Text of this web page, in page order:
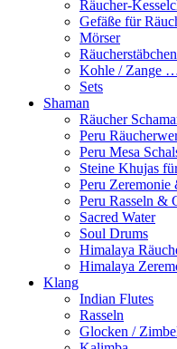
Räucher-
Gefäße für
Mörser
Kohle / Zange
Sets
Shaman
Räucher
Peru
Peru Mesa
Steine Khujas
Peru Zeremonie
Peru Rasseln &
Sacred Water
Soul Drums
Himalaya
Himalaya
Klang
Indian Flutes
Rasseln
Glocken /